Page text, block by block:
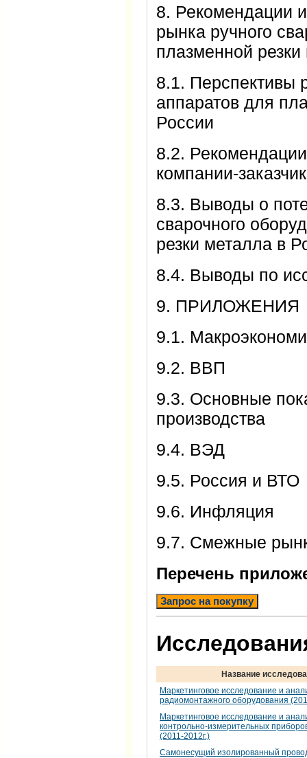
8. Рекомендации
рынка ручного
плазменной
8.1. Перспективы
аппаратов для
России
8.2.
компании-
8.3. Выводы о
сварочного
резки металла в
8.4. Выводы по
9. ПРИЛОЖЕНИЯ
9.1.
9.2. ВВП
9.3. Основные
производства
9.4. ВЭД
9.5. Россия и ВТО
9.6. Инфляция
9.7. Смежные
Перечень
Запрос на покупку
Название
Маркетинговое исследование и
радиомонтажного оборудования
Маркетинговое исследование и
контрольно-измерительных
(2011-2012г.)
Самонесущий изолированный